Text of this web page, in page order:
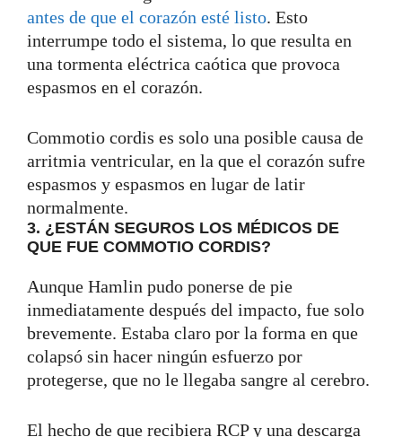
antes de que el corazón esté listo. Esto
interrumpe todo el sistema, lo que resulta en
una tormenta eléctrica caótica que provoca
espasmos en el corazón.
Commotio cordis es solo una posible causa de
arritmia ventricular, en la que el corazón sufre
espasmos y espasmos en lugar de latir
normalmente.
3. ¿ESTÁN SEGUROS LOS MÉDICOS DE
QUE FUE COMMOTIO CORDIS?
Aunque Hamlin pudo ponerse de pie
inmediatamente después del impacto, fue solo
brevemente. Estaba claro por la forma en que
colapsó sin hacer ningún esfuerzo por
protegerse, que no le llegaba sangre al cerebro.
El hecho de que recibiera RCP y una descarga